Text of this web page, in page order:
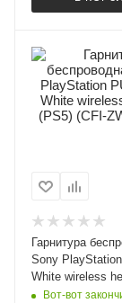
Гарнитура
Sony
White wireless
(PS5) (CFI-
Вот-вот